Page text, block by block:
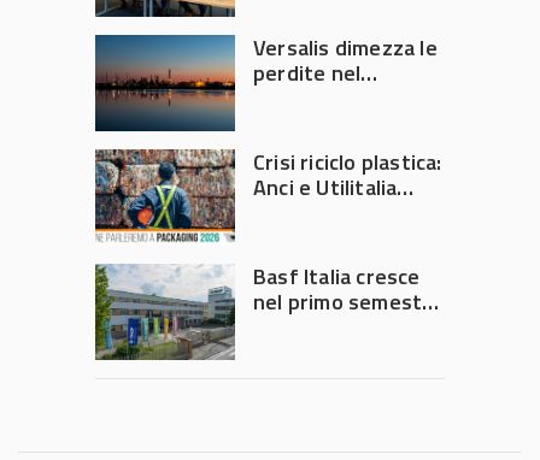
Versalis dimezza le
perdite nel
Crisi riciclo plastica:
Anci e Utilitalia
Governo
Basf Italia cresce
nel primo semestre